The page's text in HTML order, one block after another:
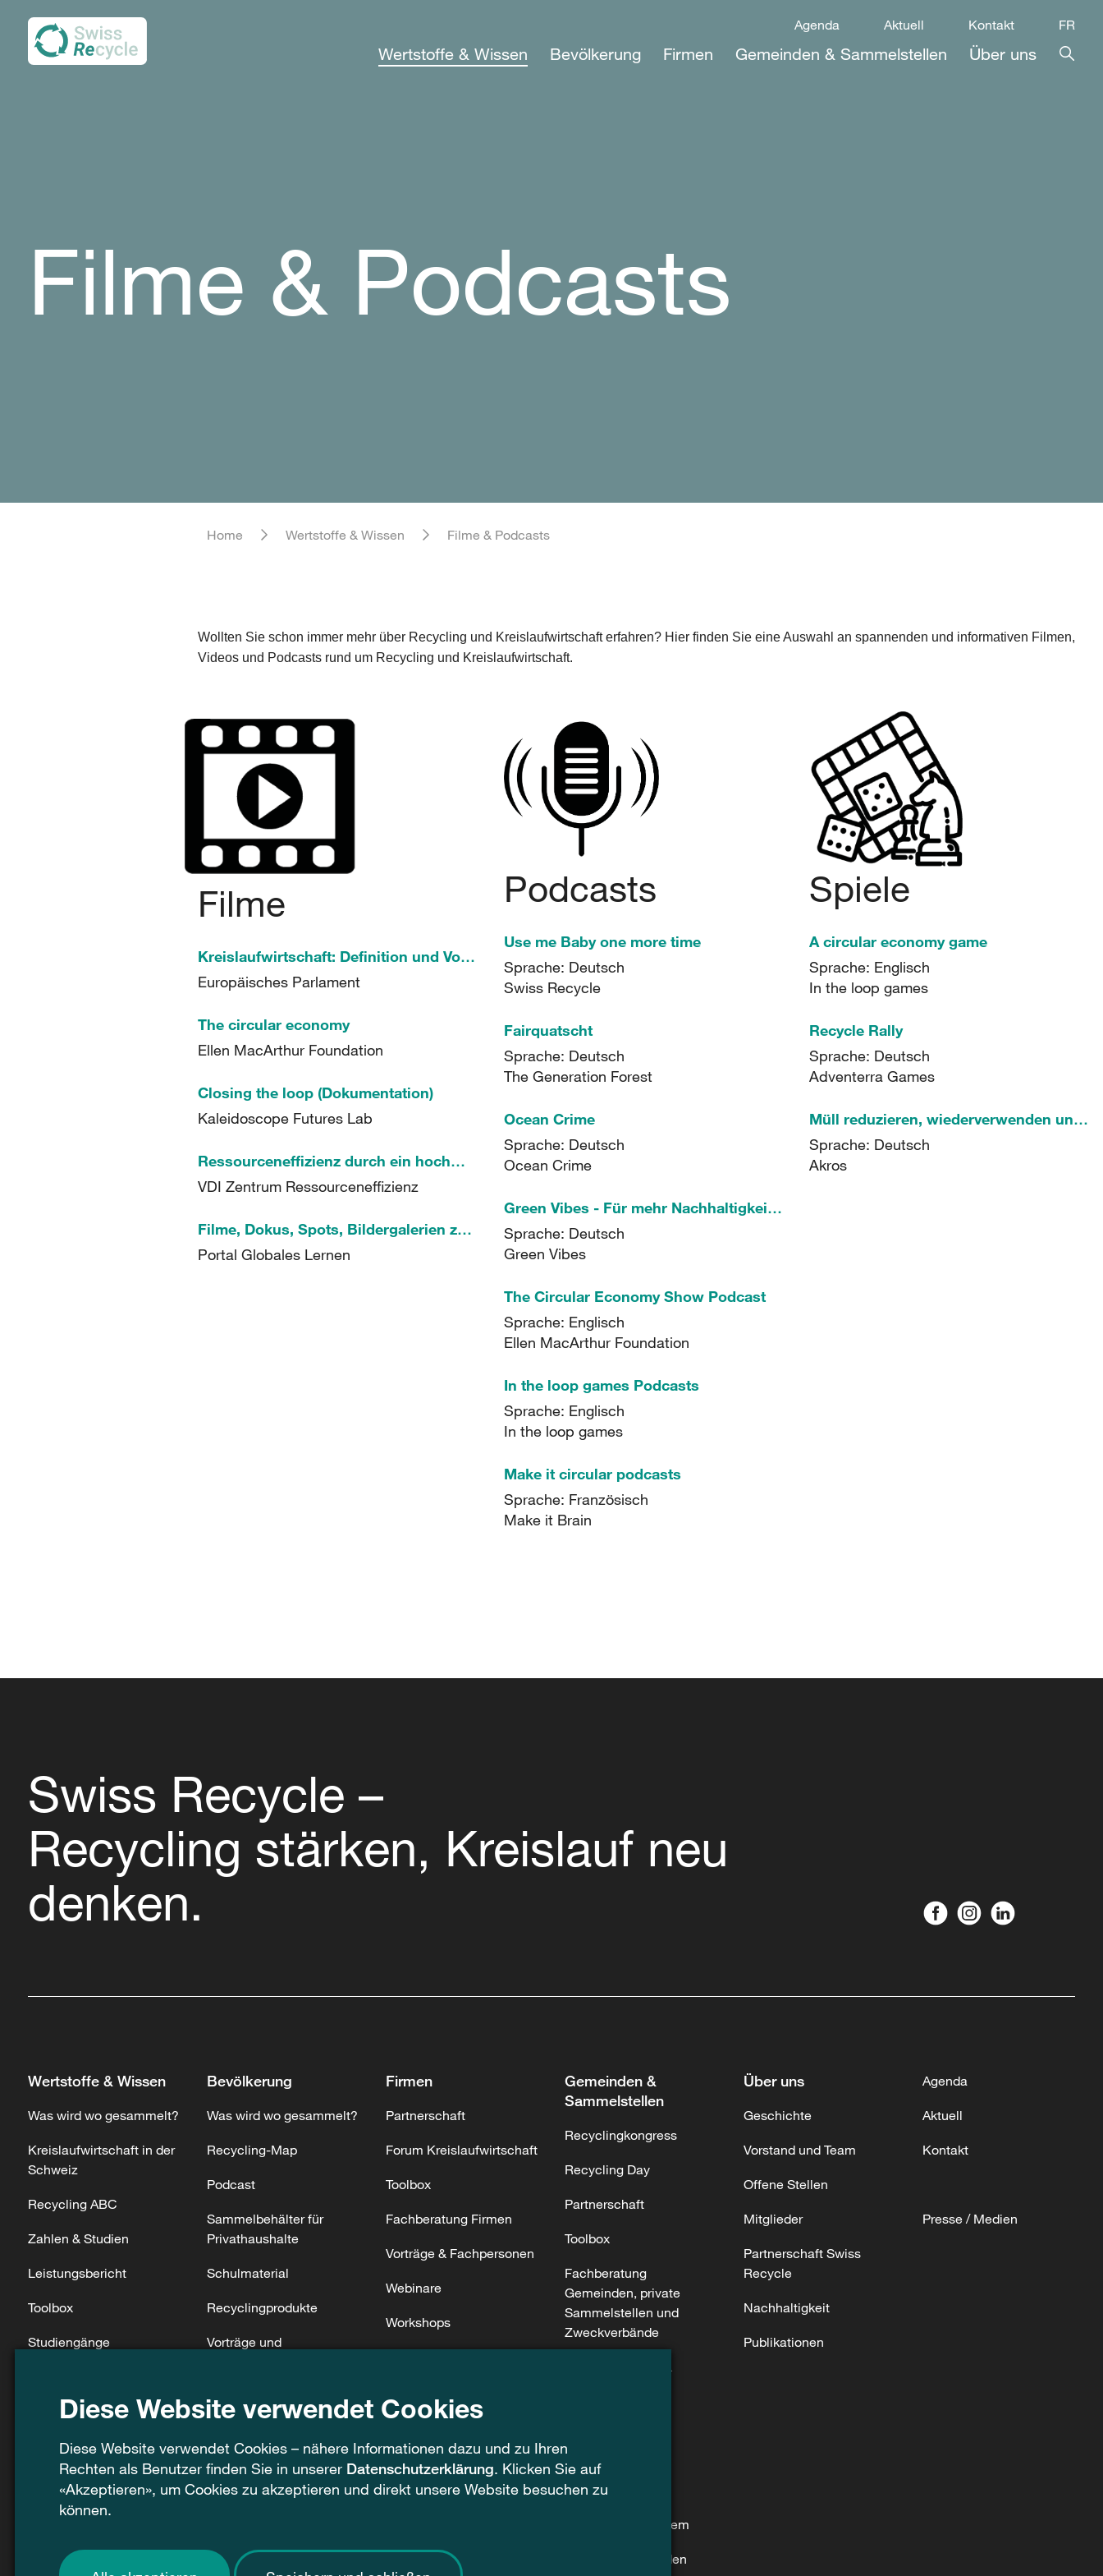
Wertstoffe & Wissen Bevölkerung Firmen Gemeinden & Sammelstellen Über uns
Agenda Aktuell Kontakt FR
Filme & Podcasts
Home Wertstoffe & Wissen Filme & Podcasts
Wollten Sie schon immer mehr über Recycling und Kreislaufwirtschaft erfahren? Hier finden Sie eine Auswahl an spannenden und informativen Filmen,
Videos und Podcasts rund um Recycling und Kreislaufwirtschaft.
Filme
Kreislaufwirtschaft: Definition und Vorteile
Europäisches Parlament
The circular economy
Ellen MacArthur Foundation
Closing the loop (Dokumentation)
Kaleidoscope Futures Lab
Ressourceneffizienz durch ein hochwertiges Kunststoff-Recycling
VDI Zentrum Ressourceneffizienz
Filme, Dokus, Spots, Bildergalerien zu den Themen "Abfall, Verschwendung und globale Folgen"
Portal Globales Lernen
Podcasts
Use me Baby one more time
Sprache: Deutsch
Swiss Recycle
Fairquatscht
Sprache: Deutsch
The Generation Forest
Ocean Crime
Sprache: Deutsch
Ocean Crime
Green Vibes - Für mehr Nachhaltigkeit in deinem Leben
Sprache: Deutsch
Green Vibes
The Circular Economy Show Podcast
Sprache: Englisch
Ellen MacArthur Foundation
In the loop games Podcasts
Sprache: Englisch
In the loop games
Make it circular podcasts
Sprache: Französisch
Make it Brain
Spiele
A circular economy game
Sprache: Englisch
In the loop games
Recycle Rally
Sprache: Deutsch
Adventerra Games
Müll reduzieren, wiederverwenden und recyceln
Sprache: Deutsch
Akros
Swiss Recycle –
Recycling stärken, Kreislauf neu
denken.
Wertstoffe & Wissen
Was wird wo gesammelt?
Kreislaufwirtschaft in der
Schweiz
Recycling ABC
Zahlen & Studien
Leistungsbericht
Toolbox
Studiengänge
Rechtsnormen
Bevölkerung
Was wird wo gesammelt?
Recycling-Map
Podcast
Sammelbehälter für
Privathaushalte
Schulmaterial
Recyclingprodukte
Vorträge und
Firmen
Partnerschaft
Forum Kreislaufwirtschaft
Toolbox
Fachberatung Firmen
Vorträge & Fachpersonen
Webinare
Workshops
Gesetze & politische
Piktogramme
Sammelbehälter für
Gemeinden &
Sammelstellen
Recyclingkongress
Recycling Day
Partnerschaft
Toolbox
Fachberatung
Gemeinden, private
Sammelstellen und
Zweckverbände
Weiterbildungen &
Webinare
Piktogramme
Beschriftungssystem
Vorlagen & Leitfäden
Über uns
Geschichte
Vorstand und Team
Offene Stellen
Mitglieder
Partnerschaft Swiss
Recycle
Nachhaltigkeit
Publikationen
Agenda
Aktuell
Kontakt
Presse / Medien
Diese Website verwendet Cookies
Diese Website verwendet Cookies – nähere Informationen dazu und zu Ihren
Rechten als Benutzer finden Sie in unserer Datenschutzerklärung. Klicken Sie auf
«Akzeptieren», um Cookies zu akzeptieren und direkt unsere Website besuchen zu
können.